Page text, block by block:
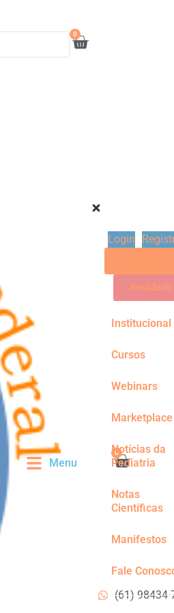
0
0
Menu
Login
Anuidade
Institucional
Cursos
Webinars
Marketplace
Notícias da
Pediatria
Notas
Científicas
Manifestos
Fale
(61) 98434-